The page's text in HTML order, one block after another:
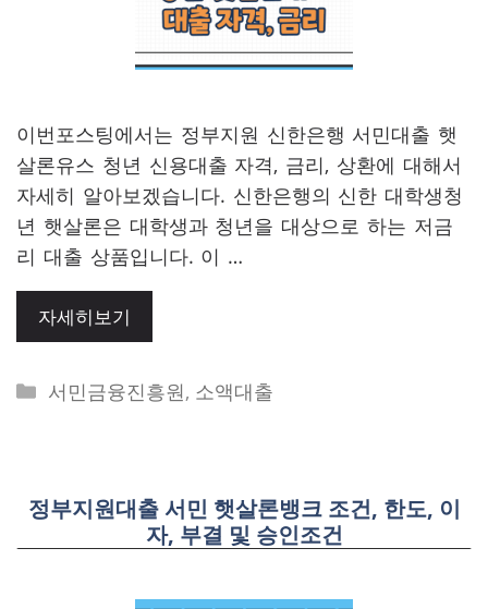
이번포스팅에서는 정부지원 신한은행 서민대출 햇
살론유스 청년 신용대출 자격, 금리, 상환에 대해서
자세히 알아보겠습니다. 신한은행의 신한 대학생청
년 햇살론은 대학생과 청년을 대상으로 하는 저금
리 대출 상품입니다. 이 …
자세히보기
Categories
서민금융진흥원, 소액대출
정부지원대출 서민 햇살론뱅크 조건, 한도, 이
자, 부결 및 승인조건